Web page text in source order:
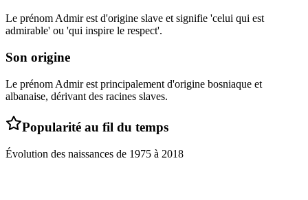
Le prénom Admir est d'origine slave et signifie 'celui qui est
admirable' ou 'qui inspire le respect'.
Son origine
Le prénom Admir est principalement d'origine bosniaque et
albanaise, dérivant des racines slaves.
Popularité au fil du temps
Évolution des naissances de 1975 à 2018